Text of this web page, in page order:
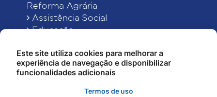
Reforma Agrária
Assistência Social
Educação
Finanças
Indústria, Comércio, Turismo, Ciência e
Tecnologia
Obras Públicas, Estradas e Rodagens
Este site utiliza cookies para melhorar a
experiência de navegação e disponibilizar
funcionalidades adicionais
Termos de uso